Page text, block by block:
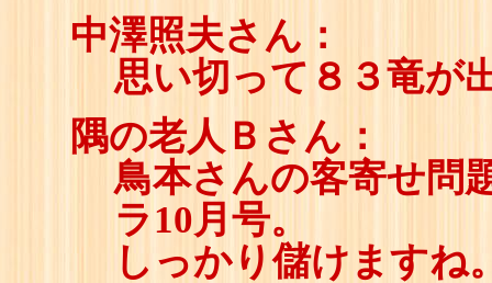
中澤照夫さん：
思い切って８３竜が
隅の老人Ｂさん：
鳥本さんの客寄せ問
ラ10月号。
しっかり儲けますね